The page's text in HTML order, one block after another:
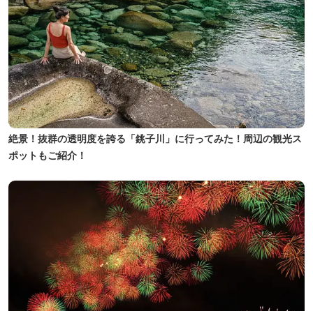
絶景！抜群の透明度を誇る「銚子川」に行ってみた！周辺の観光ス
ポットもご紹介！